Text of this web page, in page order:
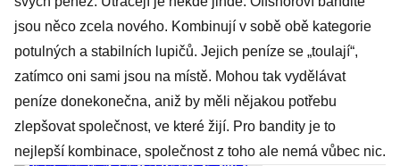
jsou něco zcela nového. Kombinují v sobě obě kategorie
potulných a stabilních lupičů. Jejich peníze se „toulají“,
zatímco oni sami jsou na místě. Mohou tak vydělávat
peníze donekonečna, aniž by měli nějakou potřebu
zlepšovat společnost, ve které žijí. Pro bandity je to
nejlepší kombinace, společnost z toho ale nemá vůbec nic.